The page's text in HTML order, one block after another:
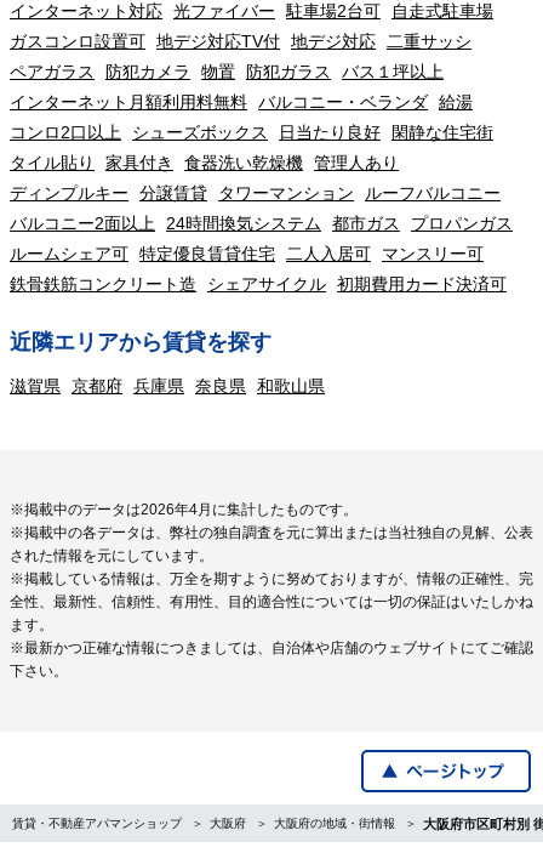
インターネット対応 光ファイバー 駐車場2台可
自走式駐車場
ガスコンロ設置可 地デジ対応TV付 地デジ対応 二重サッシ
ペアガラス
防犯カメラ 物置 防犯ガラス
バス１坪以上
インターネット月額利用料無料 バルコニー・ベランダ 給湯
コンロ2口以上
シューズボックス 日当たり良好
閑静な住宅街
タイル貼り
家具付き 食器洗い乾燥機 管理人あり
ディンプルキー
分譲賃貸 タワーマンション
ルーフバルコニー
バルコニー2面以上 24時間換気システム 都市ガス
プロパンガス
ルームシェア可 特定優良賃貸住宅 二人入居可
マンスリー可
鉄骨鉄筋コンクリート造
シェアサイクル 初期費用カード決済可
近隣エリアから賃貸を探す
滋賀県 京都府 兵庫県 奈良県 和歌山県
※掲載中のデータは2026年4月に集計したものです。
※掲載中の各データは、弊社の独自調査を元に算出または当社独自の見解、公表
された情報を元にしています。
※掲載している情報は、万全を期すように努めておりますが、情報の正確性、完
全性、最新性、信頼性、有用性、目的適合性については一切の保証はいたしかね
ます。
※最新かつ正確な情報につきましては、自治体や店舗のウェブサイトにてご確認
下さい。
賃貸・不動産アパマンショップ 大阪府 大阪府の地域・街情報 大阪府市区町村別